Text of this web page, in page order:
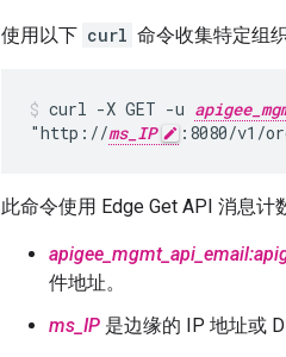
使用以下 curl 命令收集特定组
curl -X GET -u
"http://ms_IP :8080/v1/
此命令使用 Edge Get API 消息计
件地址。
ms_IP 是边缘的 IP 地址或